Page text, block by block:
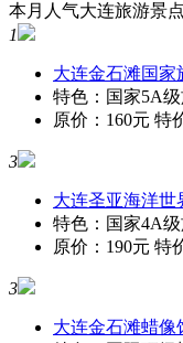
本月人气大连旅游景点
1
大连金石滩国家
特色：国家5A
原价：160元 特
3
大连圣亚海洋世
特色：国家4A
原价：190元 特
3
大连金石滩蜡像